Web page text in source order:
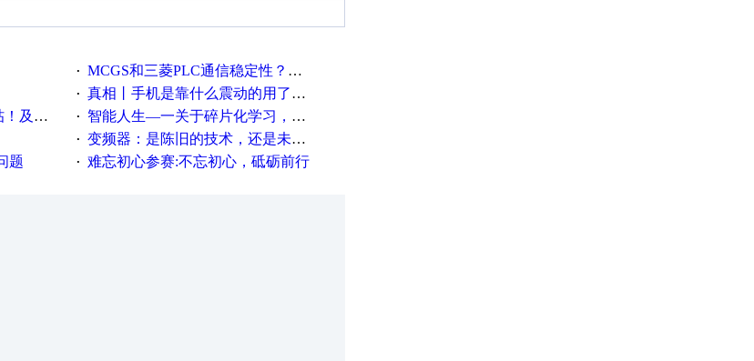
· MCGS和三菱PLC通信稳定性？？？
· 真相丨手机是靠什么震动的用了这么多年才知道！
会预告 · 智能人生—一关于碎片化学习，看这一篇就够了！
· 变频器：是陈旧的技术，还是未来的幕后英雄？
题 · 难忘初心参赛:不忘初心，砥砺前行